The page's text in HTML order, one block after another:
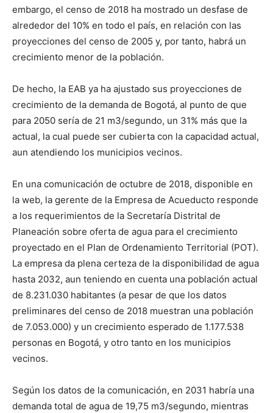
embargo, el censo de 2018 ha mostrado un desfase de
alrededor del 10% en todo el país, en relación con las
proyecciones del censo de 2005 y, por tanto, habrá un
crecimiento menor de la población.
De hecho, la EAB ya ha ajustado sus proyecciones de
crecimiento de la demanda de Bogotá, al punto de que
para 2050 sería de 21 m3/segundo, un 31% más que la
actual, la cual puede ser cubierta con la capacidad actual,
aun atendiendo los municipios vecinos.
En una comunicación de octubre de 2018, disponible en
la web, la gerente de la Empresa de Acueducto responde
a los requerimientos de la Secretaría Distrital de
Planeación sobre oferta de agua para el crecimiento
proyectado en el Plan de Ordenamiento Territorial (POT).
La empresa da plena certeza de la disponibilidad de agua
hasta 2032, aun teniendo en cuenta una población actual
de 8.231.030 habitantes (a pesar de que los datos
preliminares del censo de 2018 muestran una población
de 7.053.000) y un crecimiento esperado de 1.177.538
personas en Bogotá, y otro tanto en los municipios
vecinos.
Según los datos de la comunicación, en 2031 habría una
demanda total de agua de 19,75 m3/segundo, mientras